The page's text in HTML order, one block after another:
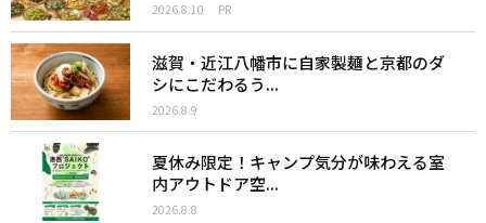
2026.8.10 PR
滋賀・近江八幡市に自家製麺と京都のダ
シにこだわるう...
2026.8.9
夏休み限定！キャンプ気分が味わえる室
内アウトドア空...
2026.8.8